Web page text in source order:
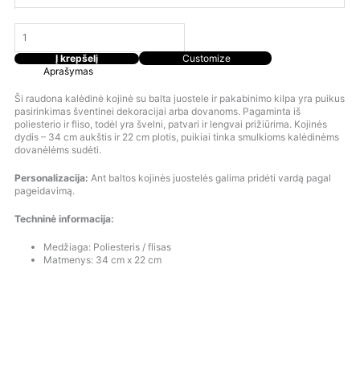
Į krepšelį
Customize
Aprašymas
Ši raudona kalėdinė kojinė su balta juostele ir pakabinimo kilpa yra puikus
pasirinkimas šventinei dekoracijai arba dovanoms. Pagaminta iš
poliesterio ir fliso, todėl yra švelni, patvari ir lengvai prižiūrima. Kojinės
dydis – 34 cm aukštis ir 22 cm plotis, puikiai tinka smulkioms kalėdinėms
dovanėlėms sudėti.
Personalizacija: Ant baltos kojinės juostelės galima pridėti vardą pagal
pageidavimą.
Techninė informacija:
Medžiaga: Poliesteris / flisas
Matmenys: 34 cm x 22 cm